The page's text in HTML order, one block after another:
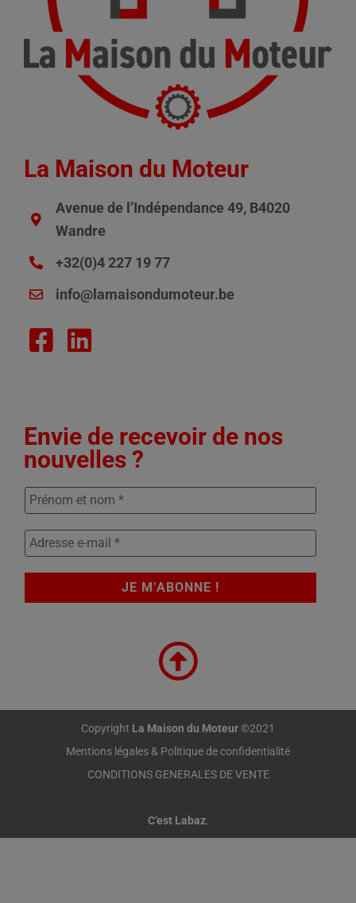
La Maison du Moteur
Avenue de l’Indépendance 49, B4020
Wandre
+32(0)4 227 19 77
info@lamaisondumoteur.be
Envie de recevoir de nos
nouvelles ?
Copyright La Maison du Moteur©2021
Mentions légales & Politique de confidentialité
CONDITIONS GENERALES DE VENTE
C’est Labaz.